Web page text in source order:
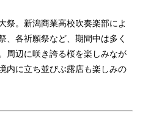
祭。新潟商業高校吹奏楽部によ
、各祈願祭など、期間中は多く
周辺に咲き誇る桜を楽しみなが
内に立ち並びぶ露店も楽しみの